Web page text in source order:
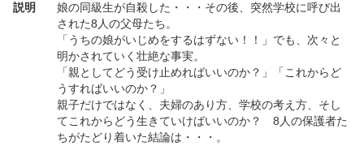
説明
娘の同級生が自殺した・・・その後、突然学校に呼び出
された8人の父母たち。
「うちの娘がいじめをするはずない！！」でも、次々と
明かされていく壮絶な事実。
「親としてどう受け止めればいいのか？」「これからど
うすればいいのか？」
親子だけではなく、夫婦のあり方、学校の考え方、そし
てこれからどう生きていけばいいのか？ 8人の保護者た
ちがたどり着いた結論は・・・。